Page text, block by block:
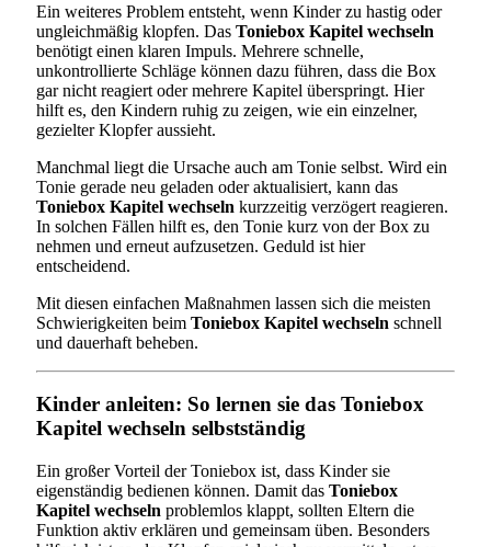
Ein weiteres Problem entsteht, wenn Kinder zu hastig oder
ungleichmäßig klopfen. Das Toniebox Kapitel wechseln
benötigt einen klaren Impuls. Mehrere schnelle,
unkontrollierte Schläge können dazu führen, dass die Box
gar nicht reagiert oder mehrere Kapitel überspringt. Hier
hilft es, den Kindern ruhig zu zeigen, wie ein einzelner,
gezielter Klopfer aussieht.
Manchmal liegt die Ursache auch am Tonie selbst. Wird ein
Tonie gerade neu geladen oder aktualisiert, kann das
Toniebox Kapitel wechseln kurzzeitig verzögert reagieren.
In solchen Fällen hilft es, den Tonie kurz von der Box zu
nehmen und erneut aufzusetzen. Geduld ist hier
entscheidend.
Mit diesen einfachen Maßnahmen lassen sich die meisten
Schwierigkeiten beim Toniebox Kapitel wechseln schnell
und dauerhaft beheben.
Kinder anleiten: So lernen sie das Toniebox
Kapitel wechseln selbstständig
Ein großer Vorteil der Toniebox ist, dass Kinder sie
eigenständig bedienen können. Damit das Toniebox
Kapitel wechseln problemlos klappt, sollten Eltern die
Funktion aktiv erklären und gemeinsam üben. Besonders